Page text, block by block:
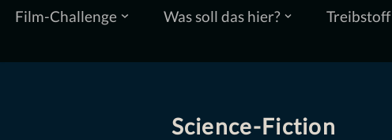
Film-Challenge
Was soll das hier? Treibstoff
Science-Fiction